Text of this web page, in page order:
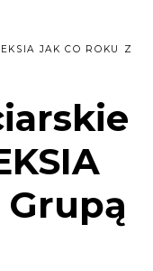
JAK CO ROKU Z